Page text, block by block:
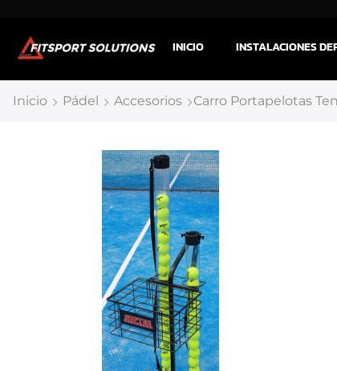
INICIO INSTALACIONES
Inicio Pádel Accesorios Carro Portapelotas